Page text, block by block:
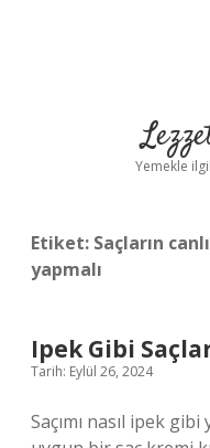
Yemekle
Etiket: Saçların
yapmalı
Ipek Gibi
Tarih: Eylül 26, 2024
Saçımı nasıl ipek